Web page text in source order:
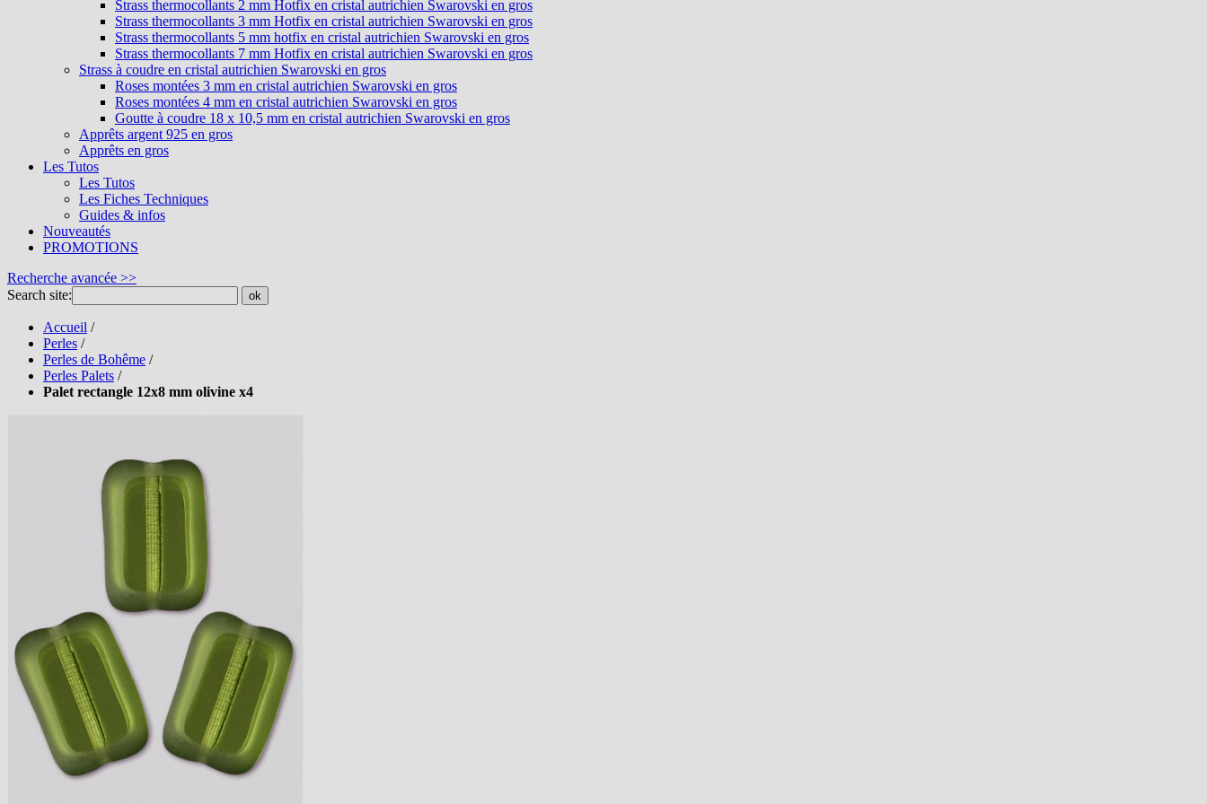
Strass thermocollants 2 mm Hotfix en cristal autrichien Swarovski en gros
Strass thermocollants 3 mm Hotfix en cristal autrichien Swarovski en gros
Strass thermocollants 5 mm hotfix en cristal autrichien Swarovski en gros
Strass thermocollants 7 mm Hotfix en cristal autrichien Swarovski en gros
Strass à coudre en cristal autrichien Swarovski en gros
Roses montées 3 mm en cristal autrichien Swarovski en gros
Roses montées 4 mm en cristal autrichien Swarovski en gros
Goutte à coudre 18 x 10,5 mm en cristal autrichien Swarovski en gros
Apprêts argent 925 en gros
Apprêts en gros
Les Tutos
Les Tutos
Les Fiches Techniques
Guides & infos
Nouveautés
PROMOTIONS
Recherche avancée >>
Search site:
ok
Accueil /
Perles /
Perles de Bohême /
Perles Palets /
Palet rectangle 12x8 mm olivine x4